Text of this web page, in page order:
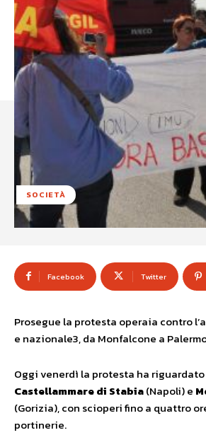
SOCIETÀ
Facebook Twitter
Prosegue la protesta operaia contro
e nazionale3, da Monfalcone a
Oggi venerdì la protesta ha riguardato
Castellammare di Stabia(Napoli) e
(Gorizia), con scioperi fino a quattro
portinerie.